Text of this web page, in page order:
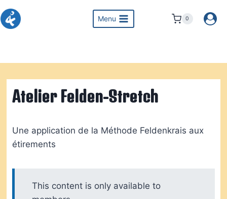
Aller
au
Menu 0
Atelier Felden-Stretch
Une application de la Méthode Feldenkrais aux
étirements
This content is only available to